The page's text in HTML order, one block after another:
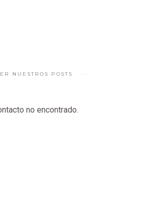
NUESTROS POSTS
no encontrado.